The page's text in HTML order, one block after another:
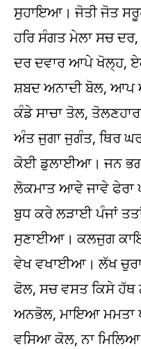
ਸੁਹਾਇਆ। ਜੋਤੀ ਜੋਤ
ਹਰਿ ਸੰਗਤ ਮੇਲਾ ਸਚ
ਦਰ ਦਵਾਰ ਆਪੇ ਖੋਲ੍ਹ,
ਸ਼ਬਦ ਅਨਾਦੀ ਬੋਲ,
ਕੰਡੇ ਸਾਚਾ ਤੋਲ,
ਅੰਤ ਜੁਗਾ ਜੁਗੰਤ, ਥਿਰ
ਕੋਈ ਡੁਲਾਈਆ। ਜਨ
ਲੋਕਮਾਤ ਆਵੇ ਜਾਵੇ
ਬੁਧ ਕਰੇ ਲੜਾਈ ਪੰਜਾਂ
ਸੁਣਾਈਆ। ਕਲਜੁਗ
ਵੇਖ ਵਖਾਈਆ। ਲੱਖ
ਫੋਲ, ਸਚ ਵਸਤ ਕਿਸੇ
ਅਨਭੋਲ, ਮਾਇਆ ਮਮਤਾ
ਵਸਿਆ ਕੋਲ, ਨਾ